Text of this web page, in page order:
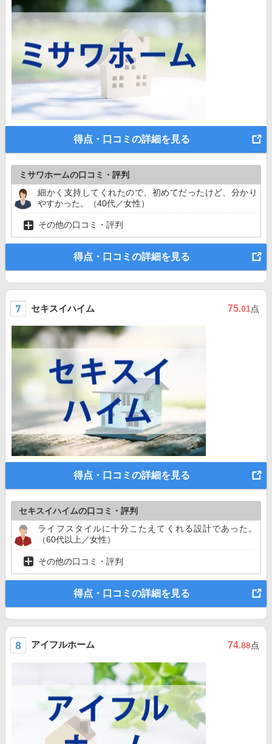
得点・口コミの詳細を見る
ミサワホームの口コミ・評判
細かく支持してくれたので、初めてだったけど、分かり
やすかった。（40代／女性）
その他の口コミ・評判
得点・口コミの詳細を見る
セキスイハイム 75.01点
得点・口コミの詳細を見る
セキスイハイムの口コミ・評判
ライフスタイルに十分こたえてくれる設計であった。
（60代以上／女性）
その他の口コミ・評判
得点・口コミの詳細を見る
アイフルホーム 74.88点